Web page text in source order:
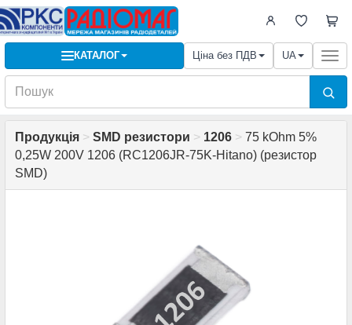
КАТАЛОГ Ціна без ПДВ UA
Продукція > SMD резистори > 1206 > 75 kOhm 5%
0,25W 200V 1206 (RC1206JR-75K-Hitano) (резистор
SMD)